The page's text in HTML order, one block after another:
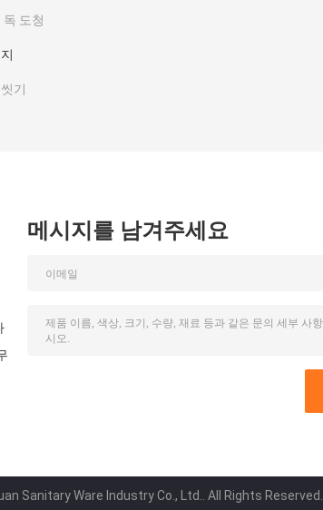
독 도청
기
메시지를 남겨주세요
Sanitary Ware Industry Co., Ltd.. All Rights Reserved.